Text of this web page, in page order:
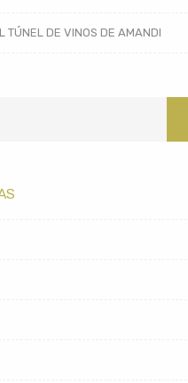
TÚNEL DE VINOS DE AMANDI